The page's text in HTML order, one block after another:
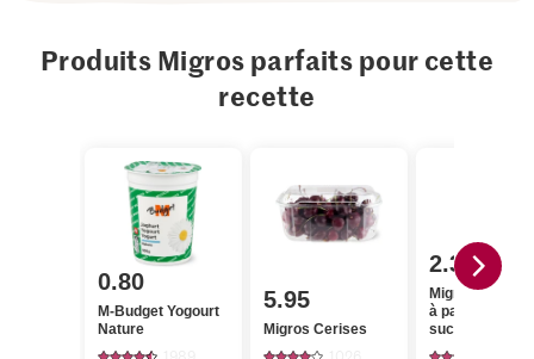
Produits Migros parfaits pour cette
recette
0.80
M-Budget Yogourt
Nature
5.95
Migros Cerises
2.30
Migros Sucre
à partir de
sucre gros
cristaux